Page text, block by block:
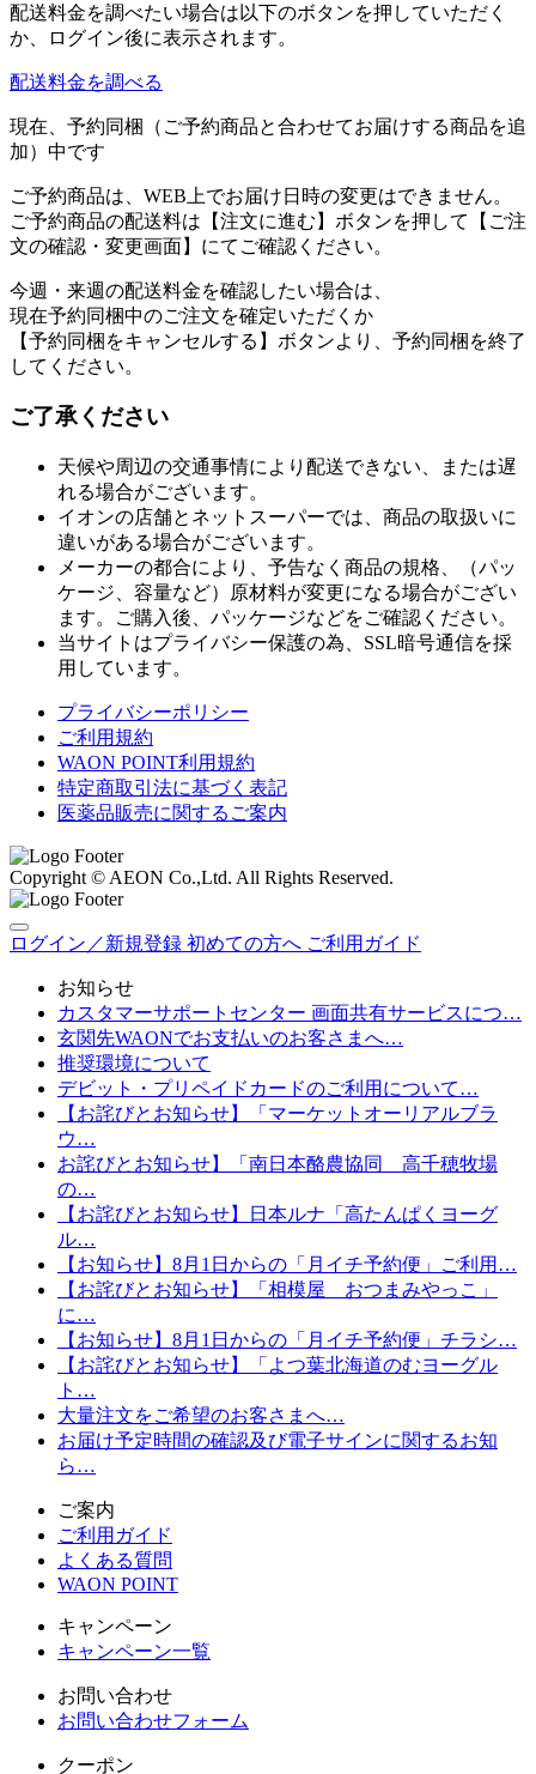
配送料金を調べたい場合は以下のボタンを押していただく
か、ログイン後に表示されます。
配送料金を調べる
現在、予約同梱（ご予約商品と合わせてお届けする商品を追
加）中です
ご予約商品は、WEB上でお届け日時の変更はできません。
ご予約商品の配送料は【注文に進む】ボタンを押して【ご注
文の確認・変更画面】にてご確認ください。
今週・来週の配送料金を確認したい場合は、
現在予約同梱中のご注文を確定いただくか
【予約同梱をキャンセルする】ボタンより、予約同梱を終了
してください。
ご了承ください
天候や周辺の交通事情により配送できない、または遅
れる場合がございます。
イオンの店舗とネットスーパーでは、商品の取扱いに
違いがある場合がございます。
メーカーの都合により、予告なく商品の規格、（パッ
ケージ、容量など）原材料が変更になる場合がござい
ます。ご購入後、パッケージなどをご確認ください。
当サイトはプライバシー保護の為、SSL暗号通信を採
用しています。
プライバシーポリシー
ご利用規約
WAON POINT利用規約
特定商取引法に基づく表記
医薬品販売に関するご案内
Copyright © AEON Co.,Ltd. All Rights Reserved.
ログイン／新規登録 初めての方へ ご利用ガイド
お知らせ
カスタマーサポートセンター 画面共有サービスにつ…
玄関先WAONでお支払いのお客さまへ…
推奨環境について
デビット・プリペイドカードのご利用について…
【お詫びとお知らせ】「マーケットオーリアルブラ
ウ…
お詫びとお知らせ】「南日本酪農協同 高千穂牧場
の…
【お詫びとお知らせ】日本ルナ「高たんぱくヨーグ
ル…
【お知らせ】8月1日からの「月イチ予約便」ご利用…
【お詫びとお知らせ】「相模屋 おつまみやっこ」
に…
【お知らせ】8月1日からの「月イチ予約便」チラシ…
【お詫びとお知らせ】「よつ葉北海道のむヨーグル
ト…
大量注文をご希望のお客さまへ…
お届け予定時間の確認及び電子サインに関するお知
ら…
ご案内
ご利用ガイド
よくある質問
WAON POINT
キャンペーン
キャンペーン一覧
お問い合わせ
お問い合わせフォーム
クーポン